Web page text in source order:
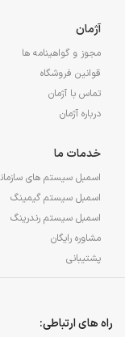
آژمان
مجوز و گواهینامه ها
قوانین فروشگاه
تماس با آژمان
درباره آژمان
خدمات ما
اسمبل سیستم های
اسمبل سیستم گیمینگ
اسمبل سیستم رندرینگ
مشاوره رایگان
پشتیبانی
راه های ارتباطی: